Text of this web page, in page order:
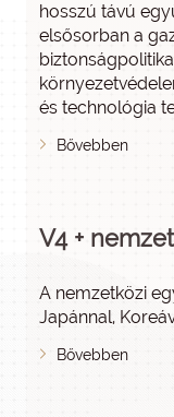
hosszú távú
elsősorban a
és technológia
Bővebben
V4 +
A nemzetközi
Japánnal,
Bővebben